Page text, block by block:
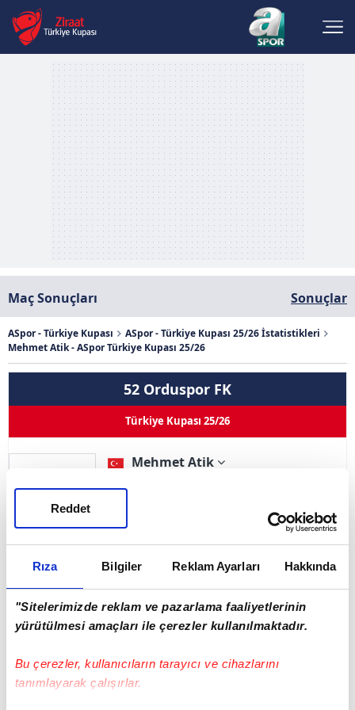
Rıza Bilgiler Reklam Ayarları Hakkında
"Sitelerimizde reklam ve pazarlama faaliyetlerinin
yürütülmesi amaçları ile çerezler kullanılmaktadır.
Bu çerezler, kullanıcıların tarayıcı ve cihazlarını
tanımlayarak çalışırlar.
Reddet
Maç Sonuçları Sonuçlar
ASpor - Türkiye Kupası
ASpor - Türkiye Kupası 25/26 İstatistikleri
Mehmet Atik - ASpor Türkiye Kupası 25/26
52 Orduspor FK
Türkiye Kupası 25/26
66
Mehmet Atik
Pozisyon
0
Sarı Kart 0 Çift Kart 0 Kırmızı Kart 0
Adı Soyadı Mehmet Atik
Doğum Tarihi 02.07.1990